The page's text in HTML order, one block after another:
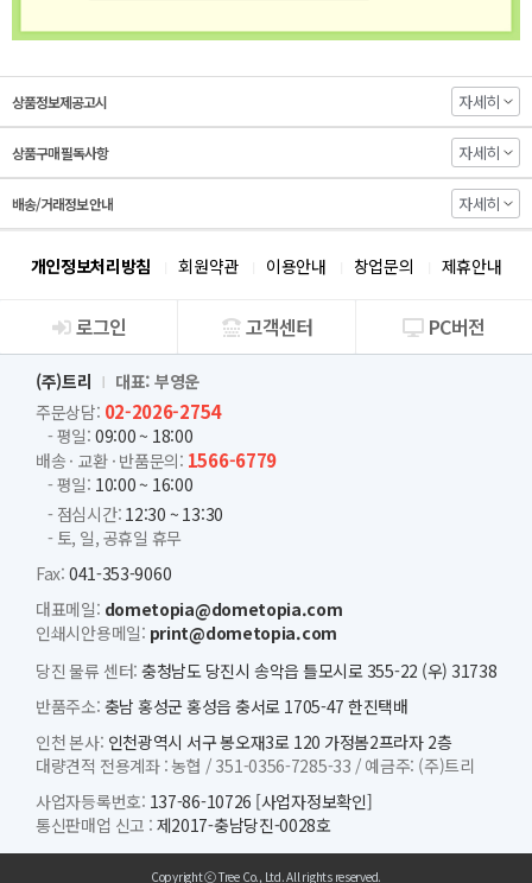
상품정보제공고시 자세히
상품구매 필독사항 자세히
배송/거래정보 안내 자세히
개인정보처리방침 회원약관 이용안내 창업문의 제휴안내
회사소개
로그인 고객센터 PC버전
(주)트리
대표: 부영운
주문상담: 02-2026-2754
- 평일: 09:00 ~ 18:00
배송 · 교환 · 반품문의: 1566-6779
- 평일: 10:00 ~ 16:00
- 점심시간: 12:30 ~ 13:30
- 토, 일, 공휴일 휴무
Fax: 041-353-9060
대표메일: dometopia@dometopia.com
인쇄시안용메일: print@dometopia.com
당진 물류 센터: 충청남도 당진시 송악읍 틀모시로 355-22 (우) 31738
반품주소: 충남 홍성군 홍성읍 충서로 1705-47 한진택배
인천 본사: 인천광역시 서구 봉오재3로 120 가정봄2프라자 2층
대량견적 전용계좌 :농협 / 351-0356-7285-33 / 예금주: (주)트리
사업자등록번호: 137-86-10726 [사업자정보확인]
통신판매업 신고 : 제2017-충남당진-0028호
Copyright ⓒ Tree Co., Ltd. All rights reserved.